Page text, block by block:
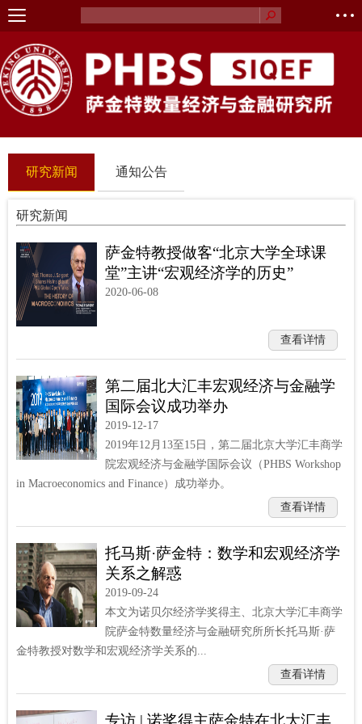
研究新闻 通知公告
研究新闻
萨金特教授做客“北京大学全球课
堂”主讲“宏观经济学的历史”
2020-06-08
查看详情
第二届北大汇丰宏观经济与金融学
国际会议成功举办
2019-12-17
2019年12月13至15日，第二届北京大学汇丰商学
院宏观经济与金融学国际会议（PHBS Workshop
in Macroeconomics and Finance）成功举办。
查看详情
托马斯·萨金特：数学和宏观经济学
关系之解惑
2019-09-24
本文为诺贝尔经济学奖得主、北京大学汇丰商学
院萨金特数量经济与金融研究所所长托马斯·萨
金特教授对数学和宏观经济学关系的...
查看详情